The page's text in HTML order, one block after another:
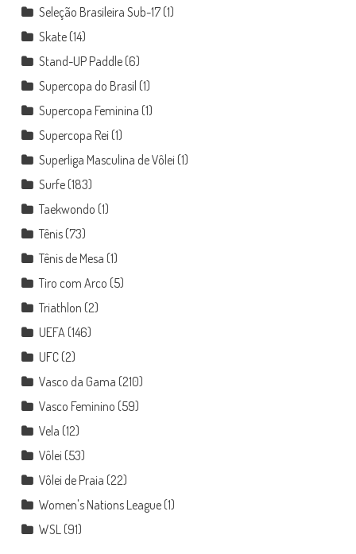
Seleção Brasileira Sub-17(1)
Skate(14)
Stand-UP Paddle(6)
Supercopa do Brasil (1)
Supercopa Feminina (1)
Supercopa Rei (1)
Superliga Masculina de Vôlei (1)
Surfe(183)
Taekwondo (1)
Tênis(73)
Tênis de Mesa (1)
Tiro com Arco (5)
Triathlon (2)
UEFA(146)
UFC(2)
Vasco da Gama (210)
Vasco Feminino (59)
Vela (12)
Vôlei (53)
Vôlei de Praia (22)
Women's Nations League(1)
WSL(91)